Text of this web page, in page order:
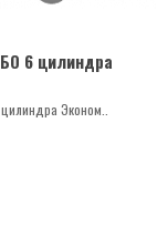
6 цилиндра
Эконом..